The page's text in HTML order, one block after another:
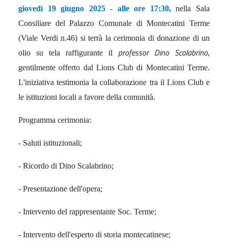
giovedì 19 giugno 2025 - alle ore 17:30,nella Sala
Consiliare del Palazzo Comunale di Montecatini Terme
(Viale Verdi n.46) si terrà la cerimonia di donazione di un
olio su tela raffigurante il professor Dino Scalabrino,
gentilmente offerto dal Lions Club di Montecatini Terme.
L'iniziativa testimonia la collaborazione tra il Lions Club e
le istituzioni locali a favore della comunità.
Programma cerimonia:
- Saluti istituzionali;
- Ricordo di Dino Scalabrino;
- Presentazione dell'opera;
- Intervento del rappresentante Soc. Terme;
- Intervento dell'esperto di storia montecatinese;